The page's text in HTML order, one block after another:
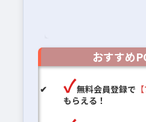
おすすめ
無料会員登録で
もらえる！